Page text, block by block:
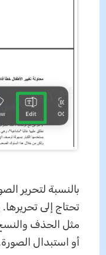
بالنسبة لتحرير
تحتاج إلى
مثل الحذف والنسخ
أو استبدال